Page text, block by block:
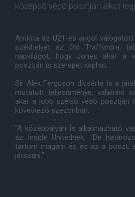
középsõ védõ posztján alkot
Amióta az U21-es angol
székhelyét az Old Traffordra,
napvilágot, hogy Jones akár a
posztján is szerepet kaphat.
Sir Alex Ferguson dícsérte is a
mutatott teljesítménye, valamint
akár a jobb szélsõ védõ posztján
következõ szezonban.
"A középpályán is alkalmazható
az Inside Unitednek. "De
tartom magam és ez az a poszt,
játszani."